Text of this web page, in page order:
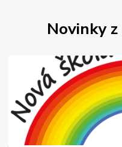
Novinky